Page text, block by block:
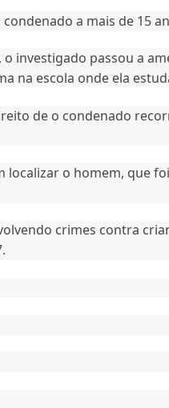
a mais de 15
investigado passou a
na escola onde ela
de o condenado
localizar o homem, que
crimes contra